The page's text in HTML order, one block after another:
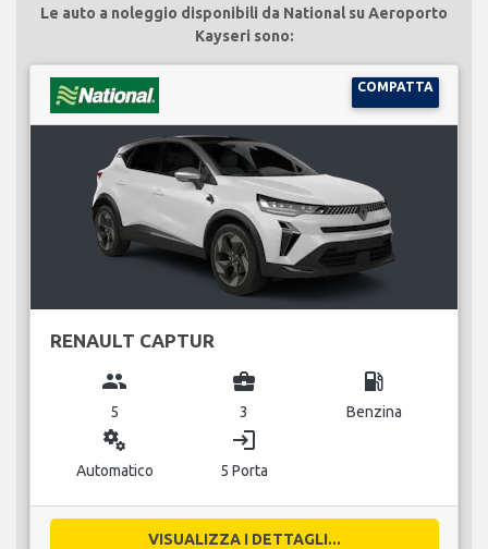
Le auto a noleggio disponibili da National su Aeroporto
Kayseri sono:
COMPATTA
RENAULT CAPTUR
group
5
business_center
3
local_gas_station
Benzina
miscellaneous_services
Automatico
login
5 Porta
VISUALIZZA I DETTAGLI...